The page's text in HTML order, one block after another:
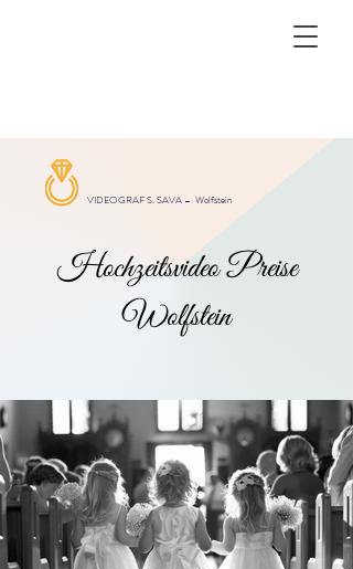
VIDEOGRAF S. SAVA – Wolfstein
Hochzeitsvideo Preise
Wolfstein